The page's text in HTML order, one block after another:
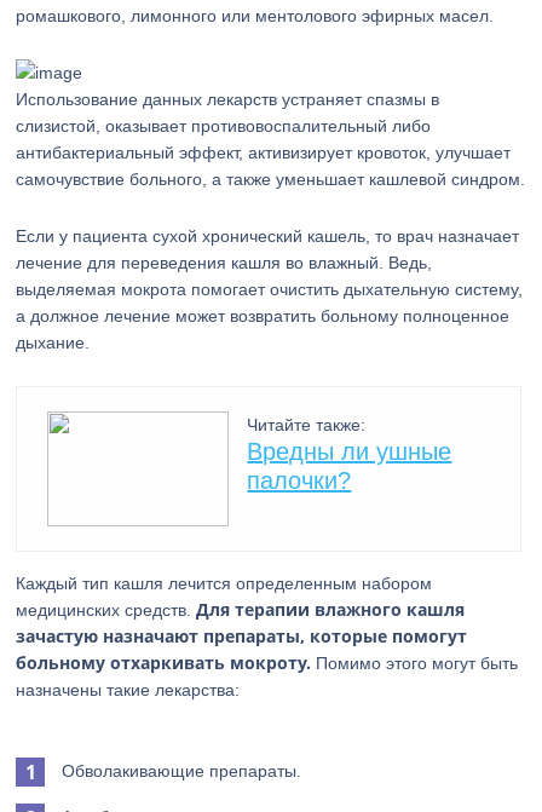
ромашкового, лимонного или ментолового эфирных масел.
Использование данных лекарств устраняет спазмы в
слизистой, оказывает противовоспалительный либо
антибактериальный эффект, активизирует кровоток, улучшает
самочувствие больного, а также уменьшает кашлевой синдром.
Если у пациента сухой хронический кашель, то врач назначает
лечение для переведения кашля во влажный. Ведь,
выделяемая мокрота помогает очистить дыхательную систему,
а должное лечение может возвратить больному полноценное
дыхание.
Читайте также:
Вредны ли ушные
палочки?
Каждый тип кашля лечится определенным набором
медицинских средств.Для терапии влажного кашля
зачастую назначают препараты, которые помогут
больному отхаркивать мокроту. Помимо этого могут быть
назначены такие лекарства:
Обволакивающие препараты.